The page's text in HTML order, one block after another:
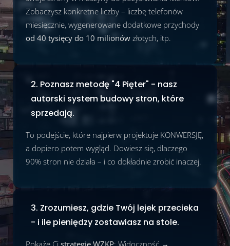
Zobaczysz konkretne liczby – liczbę telefonów
miesięcznie, wygenerowane dodatkowe przychody
od 40 tysięcy do 10 milionów złotych, itp.
2. Poznasz metodę "4 Pięter" - nasz
autorski system budowy stron, które
sprzedają.
To podejście, które najpierw projektuje KONWERSJĘ,
a dopiero potem wygląd. Dowiesz się, dlaczego
90% stron nie działa – i co dokładnie zrobić inaczej.
3. Zrozumiesz, gdzie Twój lejek przecieka
- i ile pieniędzy zostawiasz na stole.